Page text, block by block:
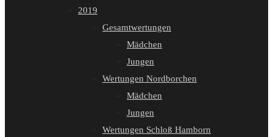
2019
Gesamtwertungen
Mädchen
Jungen
Wertungen Nordborchen
Mädchen
Jungen
Wertungen Schloß Hamborn